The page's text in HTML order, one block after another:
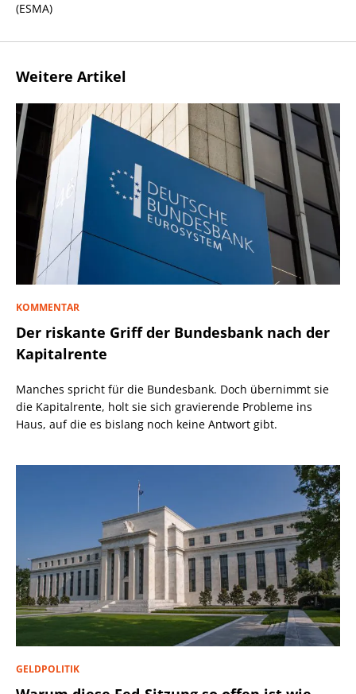
(ESMA)
Weitere Artikel
KOMMENTAR
Der riskante Griff der Bundesbank nach der
Kapitalrente
Manches spricht für die Bundesbank. Doch übernimmt sie
die Kapitalrente, holt sie sich gravierende Probleme ins
Haus, auf die es bislang noch keine Antwort gibt.
GELDPOLITIK